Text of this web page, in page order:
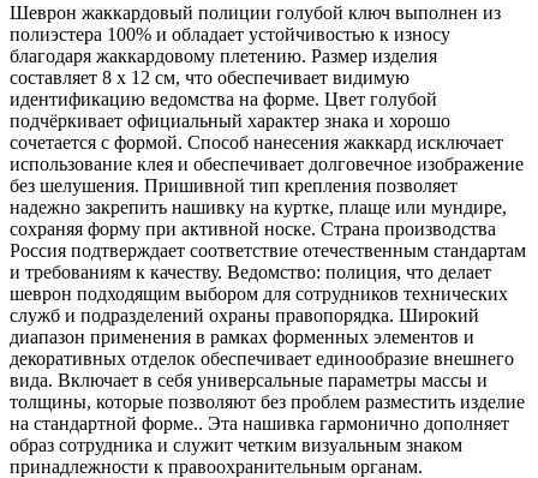
Шеврон жаккардовый полиции голубой ключ выполнен из
полиэстера 100% и обладает устойчивостью к износу
благодаря жаккардовому плетению. Размер изделия
составляет 8 x 12 см, что обеспечивает видимую
идентификацию ведомства на форме. Цвет голубой
подчёркивает официальный характер знака и хорошо
сочетается с формой. Способ нанесения жаккард исключает
использование клея и обеспечивает долговечное изображение
без шелушения. Пришивной тип крепления позволяет
надежно закрепить нашивку на куртке, плаще или мундире,
сохраняя форму при активной носке. Страна производства
Россия подтверждает соответствие отечественным стандартам
и требованиям к качеству. Ведомство: полиция, что делает
шеврон подходящим выбором для сотрудников технических
служб и подразделений охраны правопорядка. Широкий
диапазон применения в рамках форменных элементов и
декоративных отделок обеспечивает единообразие внешнего
вида. Включает в себя универсальные параметры массы и
толщины, которые позволяют без проблем разместить изделие
на стандартной форме.. Эта нашивка гармонично дополняет
образ сотрудника и служит четким визуальным знаком
принадлежности к правоохранительным органам.